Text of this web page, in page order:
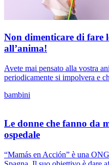
Non dimenticare di fare
all’anima!
Avete mai pensato alla vostra
periodicamente si impolvera e
bambini
Le donne che fanno da
ospedale
“Mamás en Acción” è una